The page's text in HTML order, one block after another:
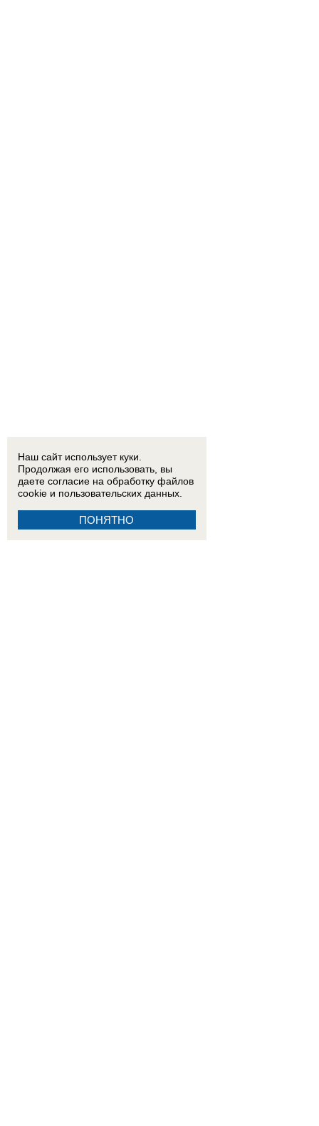
Наш сайт использует куки.
Продолжая его использовать, вы
даете согласие на обработку файлов
cookie и пользовательских данных.
ПОНЯТНО